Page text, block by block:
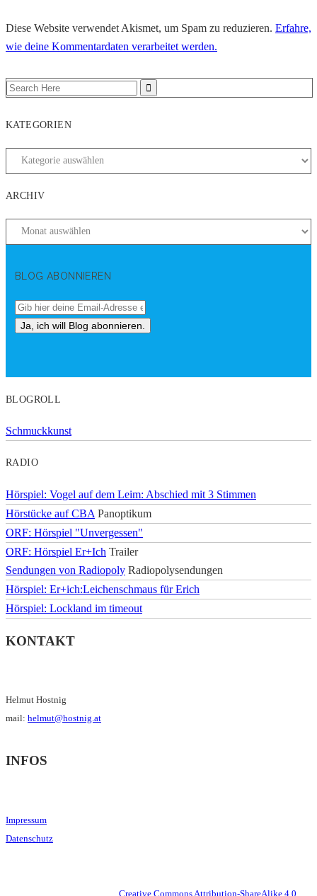
Diese Website verwendet Akismet, um Spam zu reduzieren. Erfahre,
wie deine Kommentardaten verarbeitet werden.
KATEGORIEN
ARCHIV
BLOG ABONNIEREN
BLOGROLL
Schmuckkunst
RADIO
Hörspiel: Vogel auf dem Leim: Abschied mit 3 Stimmen
Hörstücke auf CBA Panoptikum
ORF: Hörspiel "Unvergessen"
ORF: Hörspiel Er+Ich Trailer
Sendungen von Radiopoly Radiopolysendungen
Hörspiel: Er+ich:Leichenschmaus für Erich
Hörspiel: Lockland im timeout
KONTAKT
Helmut Hostnig
mail: helmut@hostnig.at
INFOS
Impressum
Datenschutz
Creative Commons Attribution-ShareAlike 4.0